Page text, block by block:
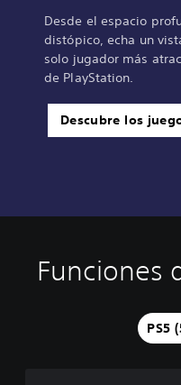
Desde el espacio
distópico, echa un
solo jugador más
de PlayStation.
Descubre los
Funciones
PS5
S
u
R
e
R
e